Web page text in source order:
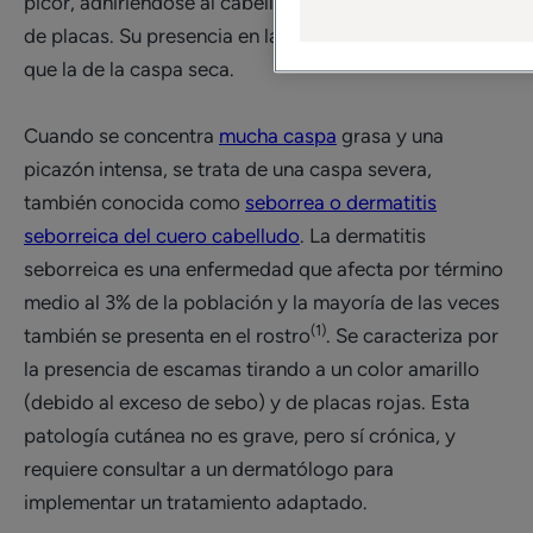
de placas. Su presencia en la ropa es menos común
que la de la caspa seca.
Cuando se concentra mucha caspa grasa y una
picazón intensa, se trata de una caspa severa,
también conocida como seborrea o dermatitis
seborreica del cuero cabelludo. La dermatitis
seborreica es una enfermedad que afecta por término
medio al 3% de la población y la mayoría de las veces
también se presenta en el rostro(1). Se caracteriza por
la presencia de escamas tirando a un color amarillo
(debido al exceso de sebo) y de placas rojas. Esta
patología cutánea no es grave, pero sí crónica, y
requiere consultar a un dermatólogo para
implementar un tratamiento adaptado.